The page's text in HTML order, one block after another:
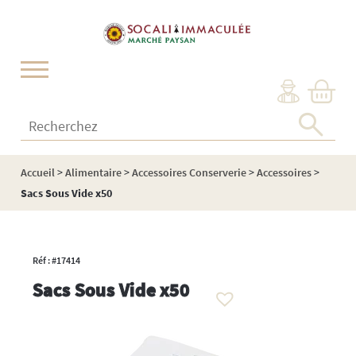
Recherchez :
Accueil>Alimentaire>Accessoires Conserverie>Accessoires>
Sacs Sous Vide x50
Réf : #17414
Sacs Sous Vide x50